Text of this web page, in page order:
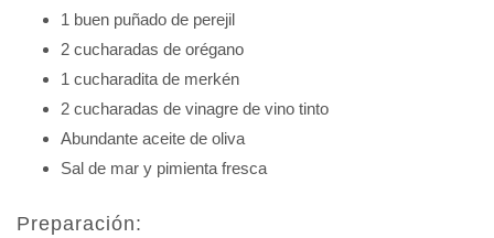
1 buen puñado de perejil
2 cucharadas de orégano
1 cucharadita de merkén
2 cucharadas de vinagre de vino tinto
Abundante aceite de oliva
Sal de mar y pimienta fresca
Preparación: